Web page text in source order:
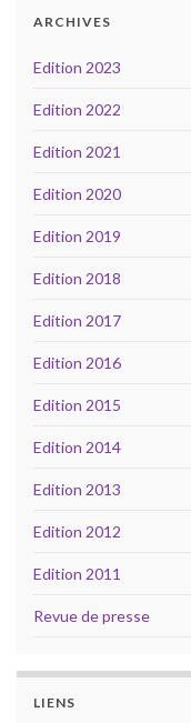
ARCHIVES
Edition 2023
Edition 2022
Edition 2021
Edition 2020
Edition 2019
Edition 2018
Edition 2017
Edition 2016
Edition 2015
Edition 2014
Edition 2013
Edition 2012
Edition 2011
Revue de presse
LIENS